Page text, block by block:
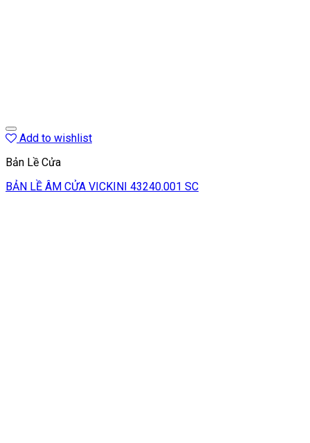
Add to wishlist
Bản Lề Cửa
BẢN LỀ ÂM CỬA VICKINI 43240.001 SC